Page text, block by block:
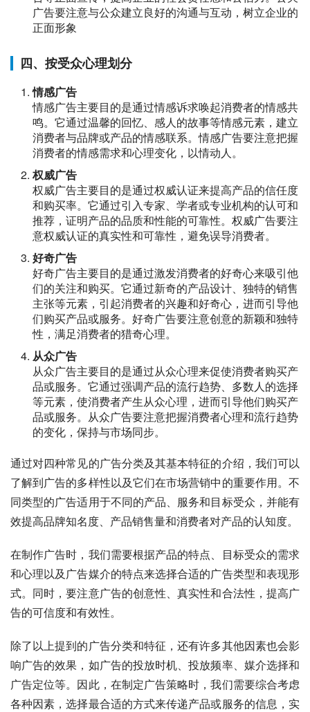
广告要注意与公众建立良好的沟通与互动，树立企业的
正面形象
四、按受众心理划分
情感广告
情感广告主要目的是通过情感诉求唤起消费者的情感共
鸣。它通过温馨的回忆、感人的故事等情感元素，建立
消费者与品牌或产品的情感联系。情感广告要注意把握
消费者的情感需求和心理变化，以情动人。
权威广告
权威广告主要目的是通过权威认证来提高产品的信任度
和购买率。它通过引入专家、学者或专业机构的认可和
推荐，证明产品的品质和性能的可靠性。权威广告要注
意权威认证的真实性和可靠性，避免误导消费者。
好奇广告
好奇广告主要目的是通过激发消费者的好奇心来吸引他
们的关注和购买。它通过新奇的产品设计、独特的销售
主张等元素，引起消费者的兴趣和好奇心，进而引导他
们购买产品或服务。好奇广告要注意创意的新颖和独特
性，满足消费者的猎奇心理。
从众广告
从众广告主要目的是通过从众心理来促使消费者购买产
品或服务。它通过强调产品的流行趋势、多数人的选择
等元素，使消费者产生从众心理，进而引导他们购买产
品或服务。从众广告要注意把握消费者心理和流行趋势
的变化，保持与市场同步。
通过对四种常见的广告分类及其基本特征的介绍，我们可以
了解到广告的多样性以及它们在市场营销中的重要作用。不
同类型的广告适用于不同的产品、服务和目标受众，并能有
效提高品牌知名度、产品销售量和消费者对产品的认知度。
在制作广告时，我们需要根据产品的特点、目标受众的需求
和心理以及广告媒介的特点来选择合适的广告类型和表现形
式。同时，要注意广告的创意性、真实性和合法性，提高广
告的可信度和有效性。
除了以上提到的广告分类和特征，还有许多其他因素也会影
响广告的效果，如广告的投放时机、投放频率、媒介选择和
广告定位等。因此，在制定广告策略时，我们需要综合考虑
各种因素，选择最合适的方式来传递产品或服务的信息，实